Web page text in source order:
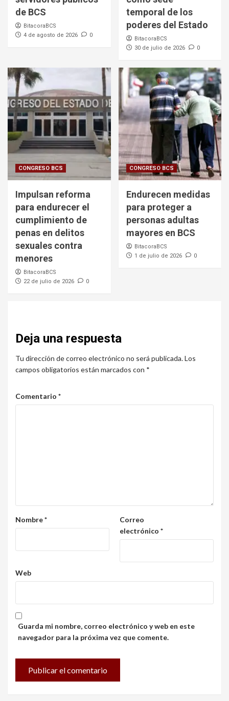
de BCS
BitacoraBCS
4 de agosto de 2026
0
temporal de los
poderes del Estado
BitacoraBCS
30 de julio de 2026
0
CONGRESO BCS
Impulsan reforma
para endurecer el
cumplimiento de
penas en delitos
sexuales contra
menores
BitacoraBCS
22 de julio de 2026
0
CONGRESO BCS
Endurecen medidas
para proteger a
personas adultas
mayores en BCS
BitacoraBCS
1 de julio de 2026
0
Deja una respuesta
Tu dirección de correo electrónico no será publicada.Los
campos obligatorios están marcados con *
Comentario *
Nombre*
Correo
electrónico *
Web
Guarda mi nombre, correo electrónico y web en este
navegador para la próxima vez que comente.